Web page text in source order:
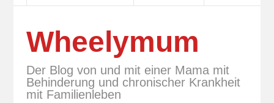
Wheelymum
Der Blog von und mit einer Mama mit
Behinderung und chronischer Krankheit
mit Familienleben